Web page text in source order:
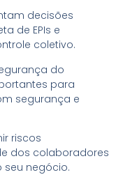
decisões
de EPIs e
coletivo.
do
para
segurança e
riscos
dos colaboradores
negócio.